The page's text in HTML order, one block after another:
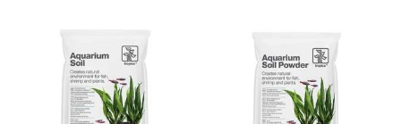
anbefaler minimum 2 ukentlige
vannbytter ( 25-50% av vannet)
de første 4 ukene etter akvariets
oppstart. Anbefaling: Fyll
akvariet med 5-6cm Tropica Soil
og form soilen slik du ønsker,